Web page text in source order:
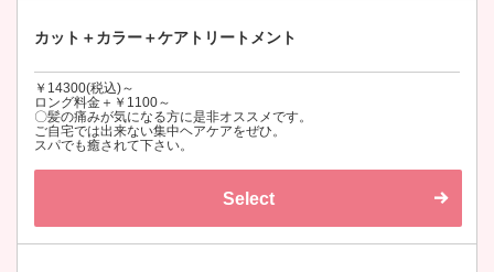
カット＋カラー＋ケアトリートメント
￥14300(税込)～
ロング料金＋￥1100～
〇髪の痛みが気になる方に是非オススメです。
ご自宅では出来ない集中ヘアケアをぜひ。
スパでも癒されて下さい。
Select